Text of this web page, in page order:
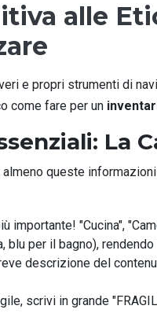
alle
e propri strumenti di
come fare per un
La
queste
importante! "Cucina",
blu per il bagno),
descrizione del
scrivi in grande